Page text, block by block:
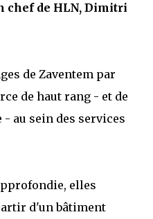
chef de HLN, Dimitri
de Zaventem par
de haut rang - et de
au sein des services
elles
d'un bâtiment